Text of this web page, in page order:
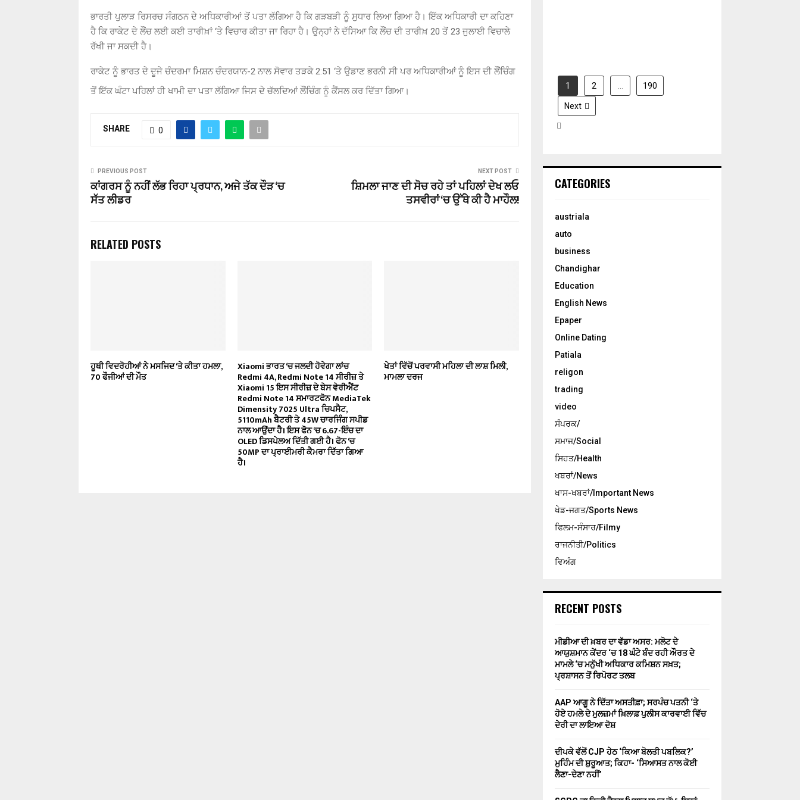
ਭਾਰਤੀ ਪੁਲਾੜ ਰਿਸਰਚ ਸੰਗਠਨ ਦੇ ਅਧਿਕਾਰੀਆਂ ਤੋਂ ਪਤਾ ਲੱਗਿਆ ਹੈ ਕਿ ਗੜਬੜੀ ਨੂੰ ਸੁਧਾਰ ਲਿਆ ਗਿਆ ਹੈ। ਇੱਕ ਅਧਿਕਾਰੀ ਦਾ ਕਹਿਣਾ
ਹੈ ਕਿ ਰਾਕੇਟ ਦੇ ਲੌਂਚ ਲਈ ਕਈ ਤਾਰੀਖ਼ਾਂ ‘ਤੇ ਵਿਚਾਰ ਕੀਤਾ ਜਾ ਰਿਹਾ ਹੈ। ਉਨ੍ਹਾਂ ਨੇ ਦੱਸਿਆ ਕਿ ਲੌਂਚ ਦੀ ਤਾਰੀਖ਼ 20 ਤੋਂ 23 ਜੁਲਾਈ ਵਿਚਾਲੇ
ਰੱਖੀ ਜਾ ਸਕਦੀ ਹੈ।
ਰਾਕੇਟ ਨੂੰ ਭਾਰਤ ਦੇ ਦੂਜੇ ਚੰਦਰਮਾ ਮਿਸ਼ਨ ਚੰਦਰਯਾਨ-2 ਨਾਲ ਸੋਵਾਰ ਤੜਕੇ 2:51 ‘ਤੇ ਉਡਾਣ ਭਰਨੀ ਸੀ ਪਰ ਅਧਿਕਾਰੀਆਂ ਨੂੰ ਇਸ ਦੀ ਲੌਂਚਿੰਗ
ਤੋਂ ਇੱਕ ਘੰਟਾ ਪਹਿਲਾਂ ਹੀ ਖਾਮੀ ਦਾ ਪਤਾ ਲੱਗਿਆ ਜਿਸ ਦੇ ਚੱਲਦਿਆਂ ਲੌਂਚਿੰਗ ਨੂੰ ਕੈਂਸਲ ਕਰ ਦਿੱਤਾ ਗਿਆ।
SHARE 0
PREVIOUS POST
ਕਾਂਗਰਸ ਨੂੰ ਨਹੀਂ ਲੱਭ ਰਿਹਾ ਪ੍ਰਧਾਨ, ਅਜੇ ਤੱਕ ਦੌੜ ‘ਚ
ਸੱਤ ਲੀਡਰ
NEXT POST
ਸ਼ਿਮਲਾ ਜਾਣ ਦੀ ਸੋਚ ਰਹੇ ਤਾਂ ਪਹਿਲਾਂ ਦੇਖ ਲਓ
ਤਸਵੀਰਾਂ ‘ਚ ਉੱਥੇ ਕੀ ਹੈ ਮਾਹੌਲ!
RELATED POSTS
ਹੂਥੀ ਵਿਦਰੋਹੀਆਂ ਨੇ ਮਸਜਿਦ ‘ਤੇ ਕੀਤਾ ਹਮਲਾ,
70 ਫੌਜੀਆਂ ਦੀ ਮੌਤ
Xiaomi ਭਾਰਤ ‘ਚ ਜਲਦੀ ਹੋਵੇਗਾ ਲਾਂਚ
Redmi 4A, Redmi Note 14 ਸੀਰੀਜ਼ ਤੇ
Xiaomi 15 ਇਸ ਸੀਰੀਜ਼ ਦੇ ਬੇਸ ਵੇਰੀਐਂਟ
Redmi Note 14 ਸਮਾਰਟਫੋਨ MediaTek
Dimensity 7025 Ultra ਚਿਪਸੈਟ,
5110mAh ਬੈਟਰੀ ਤੇ 45W ਚਾਰਜਿੰਗ ਸਪੀਡ
ਨਾਲ ਆਉਂਦਾ ਹੈ। ਇਸ ਫੋਨ ‘ਚ 6.67-ਇੰਚ ਦਾ
OLED ਡਿਸਪੇਲਅ ਦਿੱਤੀ ਗਈ ਹੈ। ਫੋਨ ‘ਚ
50MP ਦਾ ਪ੍ਰਾਈਮਰੀ ਕੈਮਰਾ ਦਿੱਤਾ ਗਿਆ
ਹੈ।
ਖੇਤਾਂ ਵਿੱਚੋਂ ਪਰਵਾਸੀ ਮਹਿਲਾ ਦੀ ਲਾਸ਼ ਮਿਲੀ,
ਮਾਮਲਾ ਦਰਜ
1 2 190
Next
CATEGORIES
austriala
auto
business
Chandighar
Education
English News
Epaper
Online Dating
Patiala
religon
trading
video
ਸੰਪਰਕ/
ਸਮਾਜ/Social
ਸਿਹਤ/Health
ਖਬਰਾਂ/News
ਖਾਸ-ਖਬਰਾਂ/Important News
ਖੇਡ-ਜਗਤ/Sports News
ਫਿਲਮ-ਸੰਸਾਰ/Filmy
ਰਾਜਨੀਤੀ/Politics
ਵਿਅੰਗ
RECENT POSTS
ਮੀਡੀਆ ਦੀ ਖ਼ਬਰ ਦਾ ਵੱਡਾ ਅਸਰ: ਮਲੋਟ ਦੇ
ਆਯੁਸ਼ਮਾਨ ਕੇਂਦਰ ‘ਚ 18 ਘੰਟੇ ਬੰਦ ਰਹੀ ਔਰਤ ਦੇ
ਮਾਮਲੇ ‘ਚ ਮਨੁੱਖੀ ਅਧਿਕਾਰ ਕਮਿਸ਼ਨ ਸਖ਼ਤ;
ਪ੍ਰਸ਼ਾਸਨ ਤੋਂ ਰਿਪੋਰਟ ਤਲਬ
AAP ਆਗੂ ਨੇ ਦਿੱਤਾ ਅਸਤੀਫ਼ਾ; ਸਰਪੰਚ ਪਤਨੀ ‘ਤੇ
ਹੋਏ ਹਮਲੇ ਦੇ ਮੁਲਜ਼ਮਾਂ ਖ਼ਿਲਾਫ਼ ਪੁਲੀਸ ਕਾਰਵਾਈ ਵਿੱਚ
ਦੇਰੀ ਦਾ ਲਾਇਆ ਦੋਸ਼
ਦੀਪਕੇ ਵੱਲੋਂ CJP ਹੇਠ ‘ਕਿਆ ਬੋਲਤੀ ਪਬਲਿਕ?’
ਮੁਹਿੰਮ ਦੀ ਸ਼ੁਰੂਆਤ; ਕਿਹਾ- ‘ਸਿਆਸਤ ਨਾਲ ਕੋਈ
ਲੈਣਾ-ਦੇਣਾ ਨਹੀਂ’